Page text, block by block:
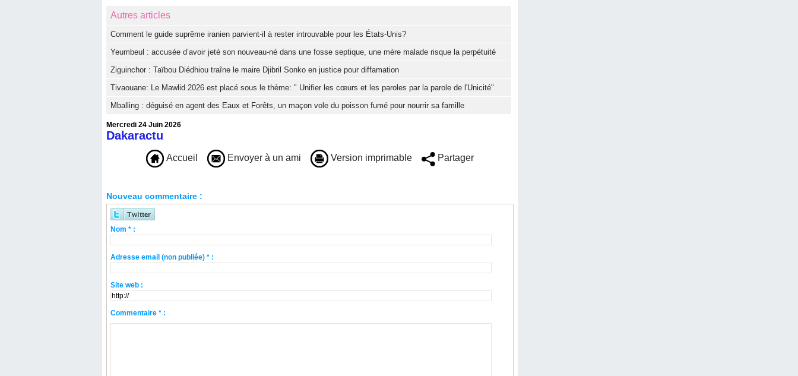
Autres articles
Comment le guide suprême iranien parvient-il à rester introuvable pour les États-Unis?
Yeumbeul : accusée d’avoir jeté son nouveau-né dans une fosse septique, une mère malade risque la perpétuité
Ziguinchor : Taïbou Diédhiou traîne le maire Djibril Sonko en justice pour diffamation
Tivaouane: Le Mawlid 2026 est placé sous le thème: " Unifier les cœurs et les paroles par la parole de l'Unicité"
Mballing : déguisé en agent des Eaux et Forêts, un maçon vole du poisson fumé pour nourrir sa famille
Mercredi 24 Juin 2026
Dakaractu
Accueil Envoyer à un ami Version imprimable Partager
Nouveau commentaire :
Nom * :
Adresse email (non publiée) * :
Site web :
Commentaire * :